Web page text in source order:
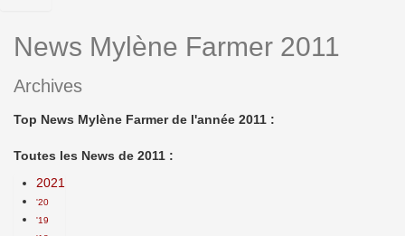
News Mylène Farmer 2011
Archives
Top News Mylène Farmer de l'année 2011 :
Toutes les News de 2011 :
2021
'20
'19